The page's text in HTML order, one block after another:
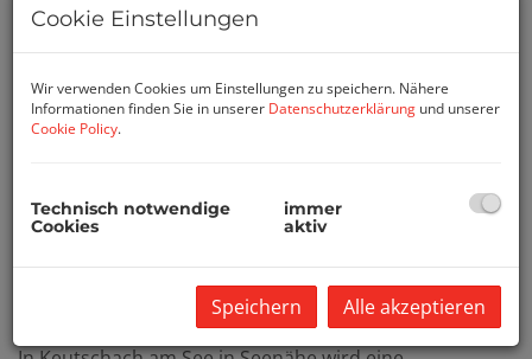
Cookie Einstellungen
Wir verwenden Cookies um Einstellungen zu speichern. Nähere
Informationen finden Sie in unserer Datenschutzerklärung und unserer
Cookie Policy.
Technisch notwendige
Cookies
immer
aktiv
Speichern Alle akzeptieren